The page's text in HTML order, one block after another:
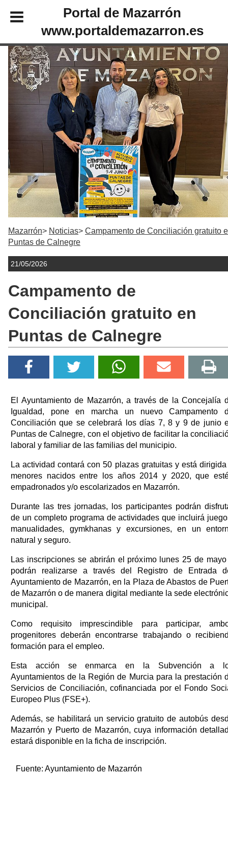
Portal de Mazarrón
www.portaldemazarron.es
Mazarrón Noticias
Campamento de Conciliación gratuito
Puntas de Calnegre
21/05/2026
Campamento de
Conciliación gratuito en
Puntas de Calnegre
El Ayuntamiento de Mazarrón, a través de la Concejalía
Igualdad, pone en marcha un nuevo Campamento
Conciliación que se celebrará los días 7, 8 y 9 de junio
Puntas de Calnegre, con el objetivo de facilitar la
laboral y familiar de las familias del municipio.
La actividad contará con 50 plazas gratuitas y está
menores nacidos entre los años 2014 y 2020, que
empadronados y/o escolarizados en Mazarrón.
Durante las tres jornadas, los participantes podrán
de un completo programa de actividades que incluirá
manualidades, gymkhanas y excursiones, en un
natural y seguro.
Las inscripciones se abrirán el próximo lunes 25 de
podrán realizarse a través del Registro de Entrada
Ayuntamiento de Mazarrón, en la Plaza de Abastos de
de Mazarrón o de manera digital mediante la sede
municipal.
Como requisito imprescindible para participar,
progenitores deberán encontrarse trabajando o
formación para el empleo.
Esta acción se enmarca en la Subvención a
Ayuntamientos de la Región de Murcia para la prestación
Servicios de Conciliación, cofinanciada por el Fondo
Europeo Plus (FSE+).
Además, se habilitará un servicio gratuito de autobús
Mazarrón y Puerto de Mazarrón, cuya información
estará disponible en la ficha de inscripción.
Fuente: Ayuntamiento de Mazarrón